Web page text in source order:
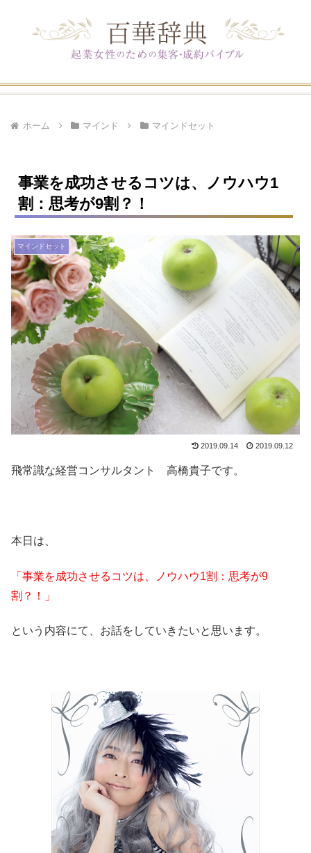
ホーム マインド マインドセット
事業を成功させるコツは、ノウハウ1
割：思考が9割？！
マインドセット
2019.09.14 2019.09.12
飛常識な経営コンサルタント 高橋貴子です。
本日は、
「事業を成功させるコツは、ノウハウ1割：思考が9
割？！」
という内容にて、お話をしていきたいと思います。